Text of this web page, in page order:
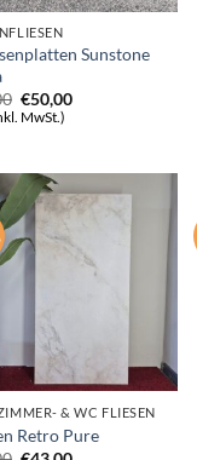
Sunstone
Ursprünglicher
Preis
€50,00Aktueller
MwSt.)
& WC FLIESEN
Retro Pure